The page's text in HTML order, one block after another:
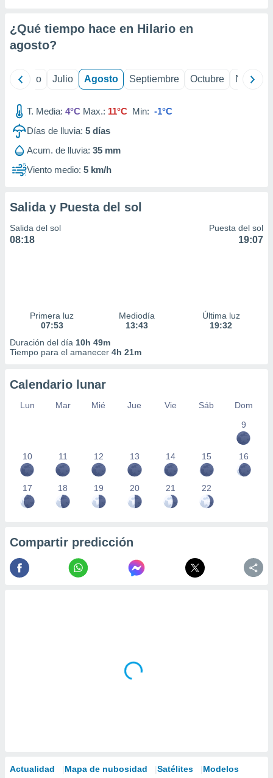
e
mediante
publicidad
publicidad
de
1199
¿Qué tiempo hace en Hilario en
agosto?
Junio Julio Agosto Septiembre Octubre
T. Media: 4°C Max.: 11°C Min: -1°C
Días de lluvia: 5 días
Acum. de lluvia: 35 mm
Viento medio: 5 km/h
Salida y Puesta del sol
Salida del sol
08:18
Puesta del sol
19:07
Primera luz
07:53
Mediodía
13:43
Última luz
19:32
Duración del día 10h 49m
Tiempo para el amanecer 4h 21m
Calendario lunar
Lun Mar Mié Jue Vie Sáb
Dom
9
10 11 12 13 14 15 16
17 18 19 20 21 22
Compartir predicción
Actualidad Mapa de nubosidad Satélites Modelos